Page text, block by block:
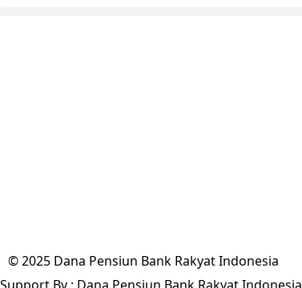
© 2025 Dana Pensiun Bank Rakyat Indonesia